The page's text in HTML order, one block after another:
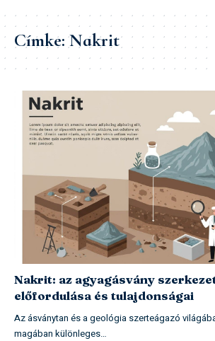
Címke:Nakrit
Nakrit: az agyagásvány
előfordulása és tulajdonságai
Az ásványtan és a geológia szerteágazó
magában különleges…